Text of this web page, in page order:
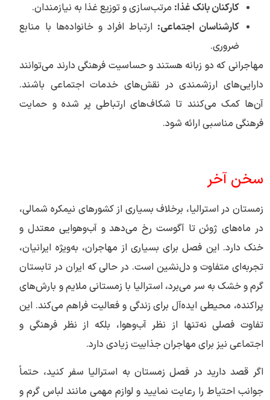
کارکنان بانک غذا: مرتب‌سازی و توزیع غذا به نیازمندان.
کارشناسان اجتماعی: ارتباط افراد و خانواده‌ها با منابع
ضروری.
مهاجرانی که دو زبانه هستند و حساسیت فرهنگی دارند می‌توانند
دارایی‌های ارزشمندی در نقش‌های خدمات اجتماعی باشند.
آن‌ها کمک می‌کنند تا شکاف‌های ارتباطی پر شده و حمایت
فرهنگی مناسبی ارائه شود.
سخن آخر
زمستان در استرالیا، برخلاف بسیاری از کشورهای نیمکره شمالی،
در ماه‌های ژوئن تا آگوست رخ می‌دهد و آب‌وهوایی معتدل و
خنک دارد. این فصل برای بسیاری از مهاجران، به‌ویژه ایرانیان،
تجربه‌ای متفاوت و دل‌نشین است. در حالی که ایران در تابستان
گرم و خشک به سر می‌برد، استرالیا با زمستانی ملایم و بارش‌های
پراکنده، محیطی ایده‌آل برای زندگی و فعالیت فراهم می‌کند. این
تفاوت فصلی نه‌تنها از نظر آب‌وهوا، بلکه از نظر فرهنگی و
اجتماعی نیز برای مهاجران جذابیت زیادی دارد.
اگر قصد دارید در فصل زمستان به استرالیا سفر کنید، حتماً
جوانب احتیاط را رعایت نمایید و لوازم مهمی مانند لباس گرم و